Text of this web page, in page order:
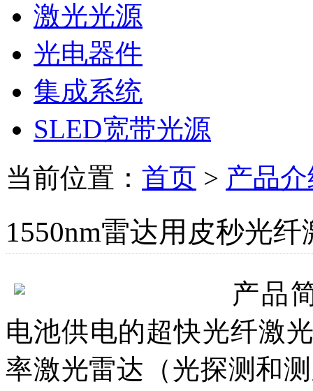
激光光源
光电器件
集成系统
SLED宽带光源
当前位置： 首页 > 产品
1550nm雷达用皮秒光
产品
电池供电的超快光纤激
率激光雷达（光探测和